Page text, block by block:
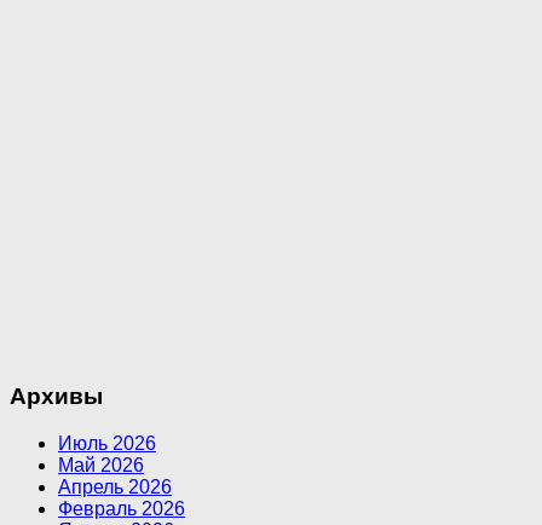
Архивы
Июль 2026
Май 2026
Апрель 2026
Февраль 2026